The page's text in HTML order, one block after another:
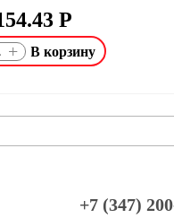
Р
+
+7 (347)